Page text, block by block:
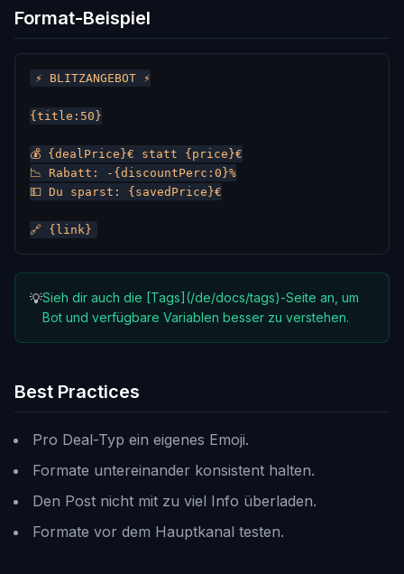
Format-Beispiel
⚡ BLITZANGEBOT ⚡
{title:50}
💰 {dealPrice}€ statt {price}€
📉 Rabatt: -{discountPerc:0}%
💵 Du sparst: {savedPrice}€
💡Sieh dir auch die [Tags](/de/docs/tags)-Seite an, um
Bot und verfügbare Variablen besser zu verstehen.
Best Practices
Pro Deal-Typ ein eigenes Emoji.
Formate untereinander konsistent halten.
Den Post nicht mit zu viel Info überladen.
Formate vor dem Hauptkanal testen.